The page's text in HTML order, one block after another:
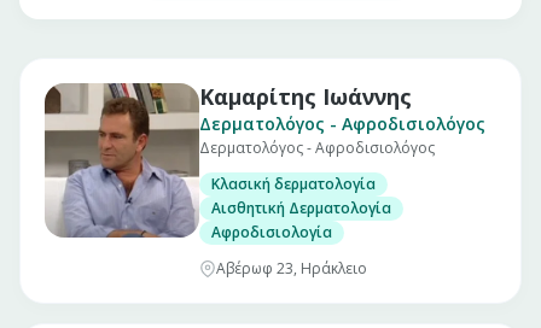
Καμαρίτης Ιωάννης
Δερματολόγος - Αφροδισιολόγος
Δερματολόγος - Αφροδισιολόγος
Κλασική δερματολογία
Αισθητική Δερματολογία
Αφροδισιολογία
Αβέρωφ 23, Ηράκλειο